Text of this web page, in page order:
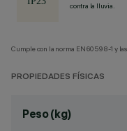
contra la lluvia.
Cumple con la norma EN60598-1 y
PROPIEDADES FÍSICAS
Peso (kg)